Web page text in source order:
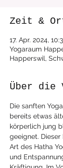
Zeit &
17. Apr. 2024,
Yogaraum
Happerswil,
Über die
Die sanften
bereits etwas
körperlich jung
geeignet.
Art des Hatha
und